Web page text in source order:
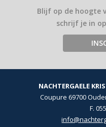
Blijf op de hoogte
schrijf je in
NACHTERGAELE
Coupure 69700
F.